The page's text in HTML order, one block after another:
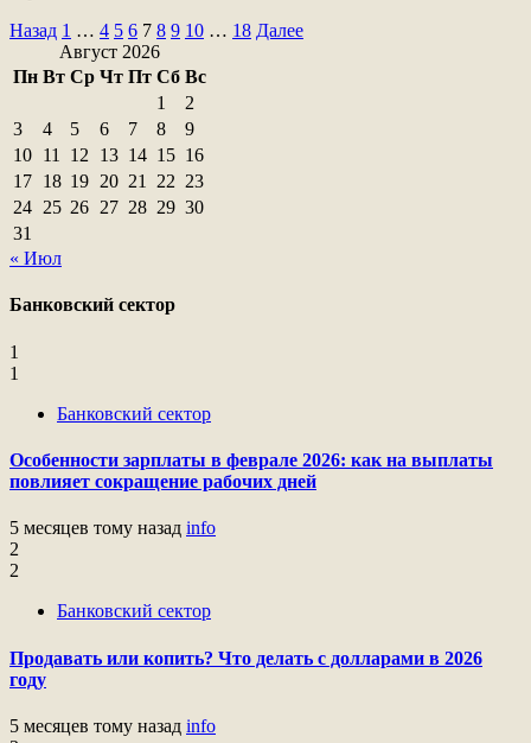
Пагинация
записей
Назад 1 … 4 5 6 7 8 9 10 … 18 Далее
Август 2026
Пн Вт Ср Чт Пт Сб Вс
1
2
3
4 5 6 7 8
9
10 11 12 13 14 15 16
17 18 19 20 21 22 23
24 25 26 27 28 29 30
31
« Июл
Банковский сектор
1
1
Банковский сектор
Особенности зарплаты в феврале 2026: как на выплаты
повлияет сокращение рабочих дней
5 месяцев тому назад info
2
2
Банковский сектор
Продавать или копить? Что делать с долларами в 2026
году
5 месяцев тому назад info